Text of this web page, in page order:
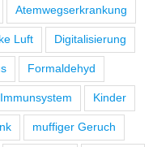
Atemwegserkrankung
Luft Digitalisierung
Formaldehyd
Immunsystem Kinder
muffiger Geruch